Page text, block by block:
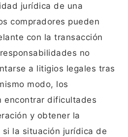
jurídica de una
compradores pueden
con la transacción
no
a litigios legales tras
modo, los
encontrar dificultades
y obtener la
la situación jurídica de